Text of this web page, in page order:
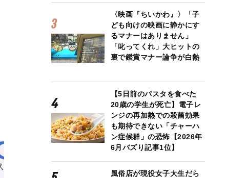
〈映画『ちいかわ』〉「子
ども向けの映画に静かにす
るマナーはありません」
「叱ってくれ」大ヒットの
裏で鑑賞マナー論争が白熱
【5日前のパスタを食べた
20歳の学生が死亡】電子レ
ンジの再加熱での殺菌効果
も期待できない「チャーハ
ン症候群」の恐怖【2026年
6月バズり記事1位】
風俗店が現役女子大生だら